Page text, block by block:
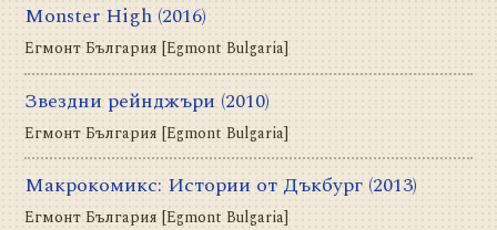
Monster High (2016)
Егмонт България [Egmont Bulgaria]
Звездни рейнджъри (2010)
Егмонт България [Egmont Bulgaria]
Макрокомикс: Истории от Дъкбург (2013)
Егмонт България [Egmont Bulgaria]